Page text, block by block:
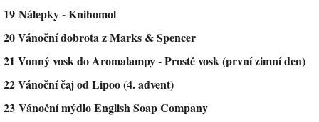
19 Nálepky - Knihomol
20 Vánoční dobrota z Marks & Spencer
21 Vonný vosk do Aromalampy - Prostě vosk (první zimní den)
22 Vánoční čaj od Lipoo (4. advent)
23 Vánoční mýdlo English Soap Company